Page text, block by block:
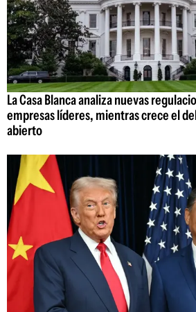
La Casa Blanca analiza nuevas
empresas líderes, mientras crece el
abierto